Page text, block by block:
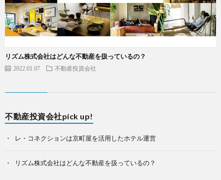
リズム株式会社はどんな不動産を扱っているの？
2022.01.07 不動産投資会社
不動産投資会社pick up!
レ・コネクションは京町屋を活用したホテル運営
リズム株式会社はどんな不動産を扱っているの？